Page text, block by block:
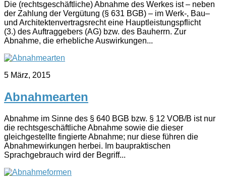
Die (rechtsgeschäftliche) Abnahme des Werkes ist – neben
der Zahlung der Vergütung (§ 631 BGB) – im Werk-, Bau–
und Architektenvertragsrecht eine Hauptleistungspflicht
(3.) des Auftraggebers (AG) bzw. des Bauherrn. Zur
Abnahme, die erhebliche Auswirkungen...
5 März, 2015
Abnahmearten
Abnahme im Sinne des § 640 BGB bzw. § 12 VOB/B ist nur
die rechtsgeschäftliche Abnahme sowie die dieser
gleichgestellte fingierte Abnahme; nur diese führen die
Abnahmewirkungen herbei. Im baupraktischen
Sprachgebrauch wird der Begriff...